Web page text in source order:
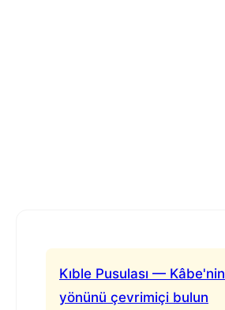
Kıble Pusulası — Kâbe'nin
yönünü çevrimiçi bulun